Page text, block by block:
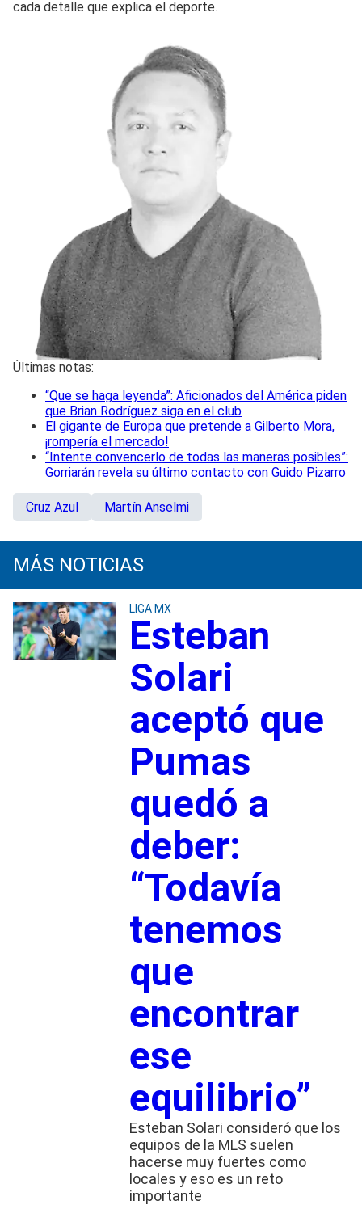
cada detalle que explica el deporte.
Últimas notas:
“Que se haga leyenda”: Aficionados del América piden
que Brian Rodríguez siga en el club
El gigante de Europa que pretende a Gilberto Mora,
¡rompería el mercado!
“Intente convencerlo de todas las maneras posibles”:
Gorriarán revela su último contacto con Guido Pizarro
Cruz Azul Martín Anselmi
MÁS NOTICIAS
LIGA MX
Esteban
Solari
aceptó que
Pumas
quedó a
deber:
“Todavía
tenemos
que
encontrar
ese
equilibrio”
Esteban Solari consideró que los
equipos de la MLS suelen
hacerse muy fuertes como
locales y eso es un reto
importante